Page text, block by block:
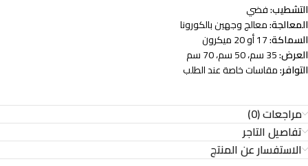
التشطيب:فضي
المعالجة:معالج وجهين بالكورونا
السماكة:
العرض:
التوافر:مقاسات خاصة عند الطلب
مراجعات (0)
تفاصيل التاجر
الاستفسار عن المنتج